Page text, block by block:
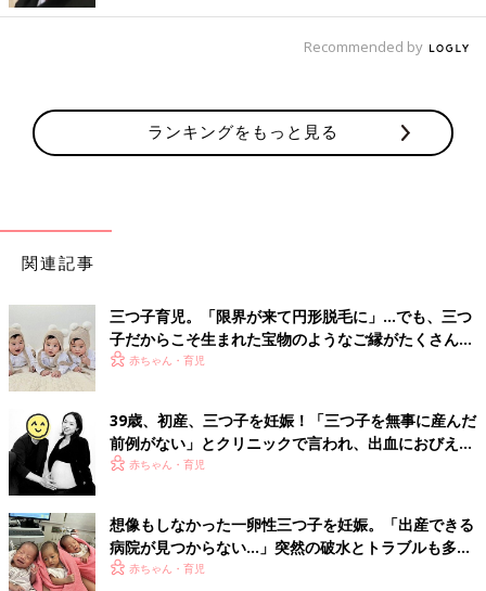
Recommended by
ランキングをもっと見る
関連記事
三つ子育児。「限界が来て円形脱毛に」…でも、三つ
子だからこそ生まれた宝物のようなご縁がたくさん！
【体験談】
赤ちゃん・育児
39歳、初産、三つ子を妊娠！「三つ子を無事に産んだ
前例がない」とクリニックで言われ、出血におびえる
日々…【桑子英里アナ・インタビュー】
赤ちゃん・育児
想像もしなかった一卵性三つ子を妊娠。「出産できる
病院が見つからない…」突然の破水とトラブルも多数
経験！【体験談】
赤ちゃん・育児